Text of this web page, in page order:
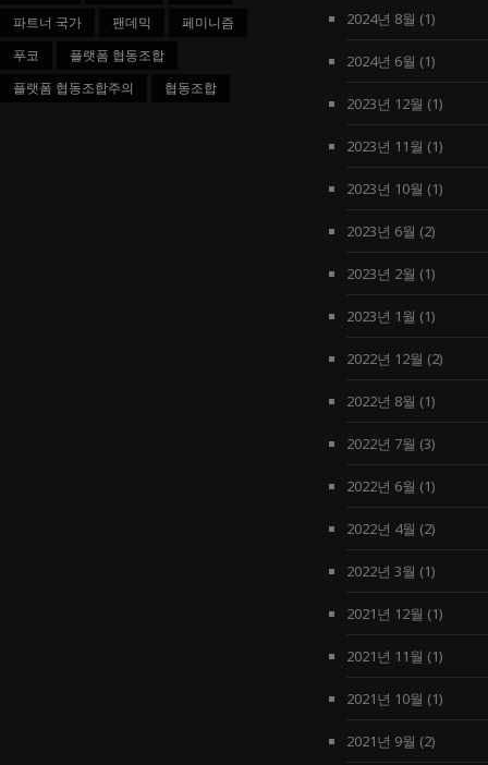
파트너 국가
팬데믹
페미니즘
푸코
플랫폼 협동조합
플랫폼 협동조합주의
협동조합
2024년 8월 (1)
2024년 6월 (1)
2023년 12월 (1)
2023년 11월 (1)
2023년 10월 (1)
2023년 6월 (2)
2023년 2월 (1)
2023년 1월 (1)
2022년 12월 (2)
2022년 8월 (1)
2022년 7월 (3)
2022년 6월 (1)
2022년 4월 (2)
2022년 3월 (1)
2021년 12월 (1)
2021년 11월 (1)
2021년 10월 (1)
2021년 9월 (2)